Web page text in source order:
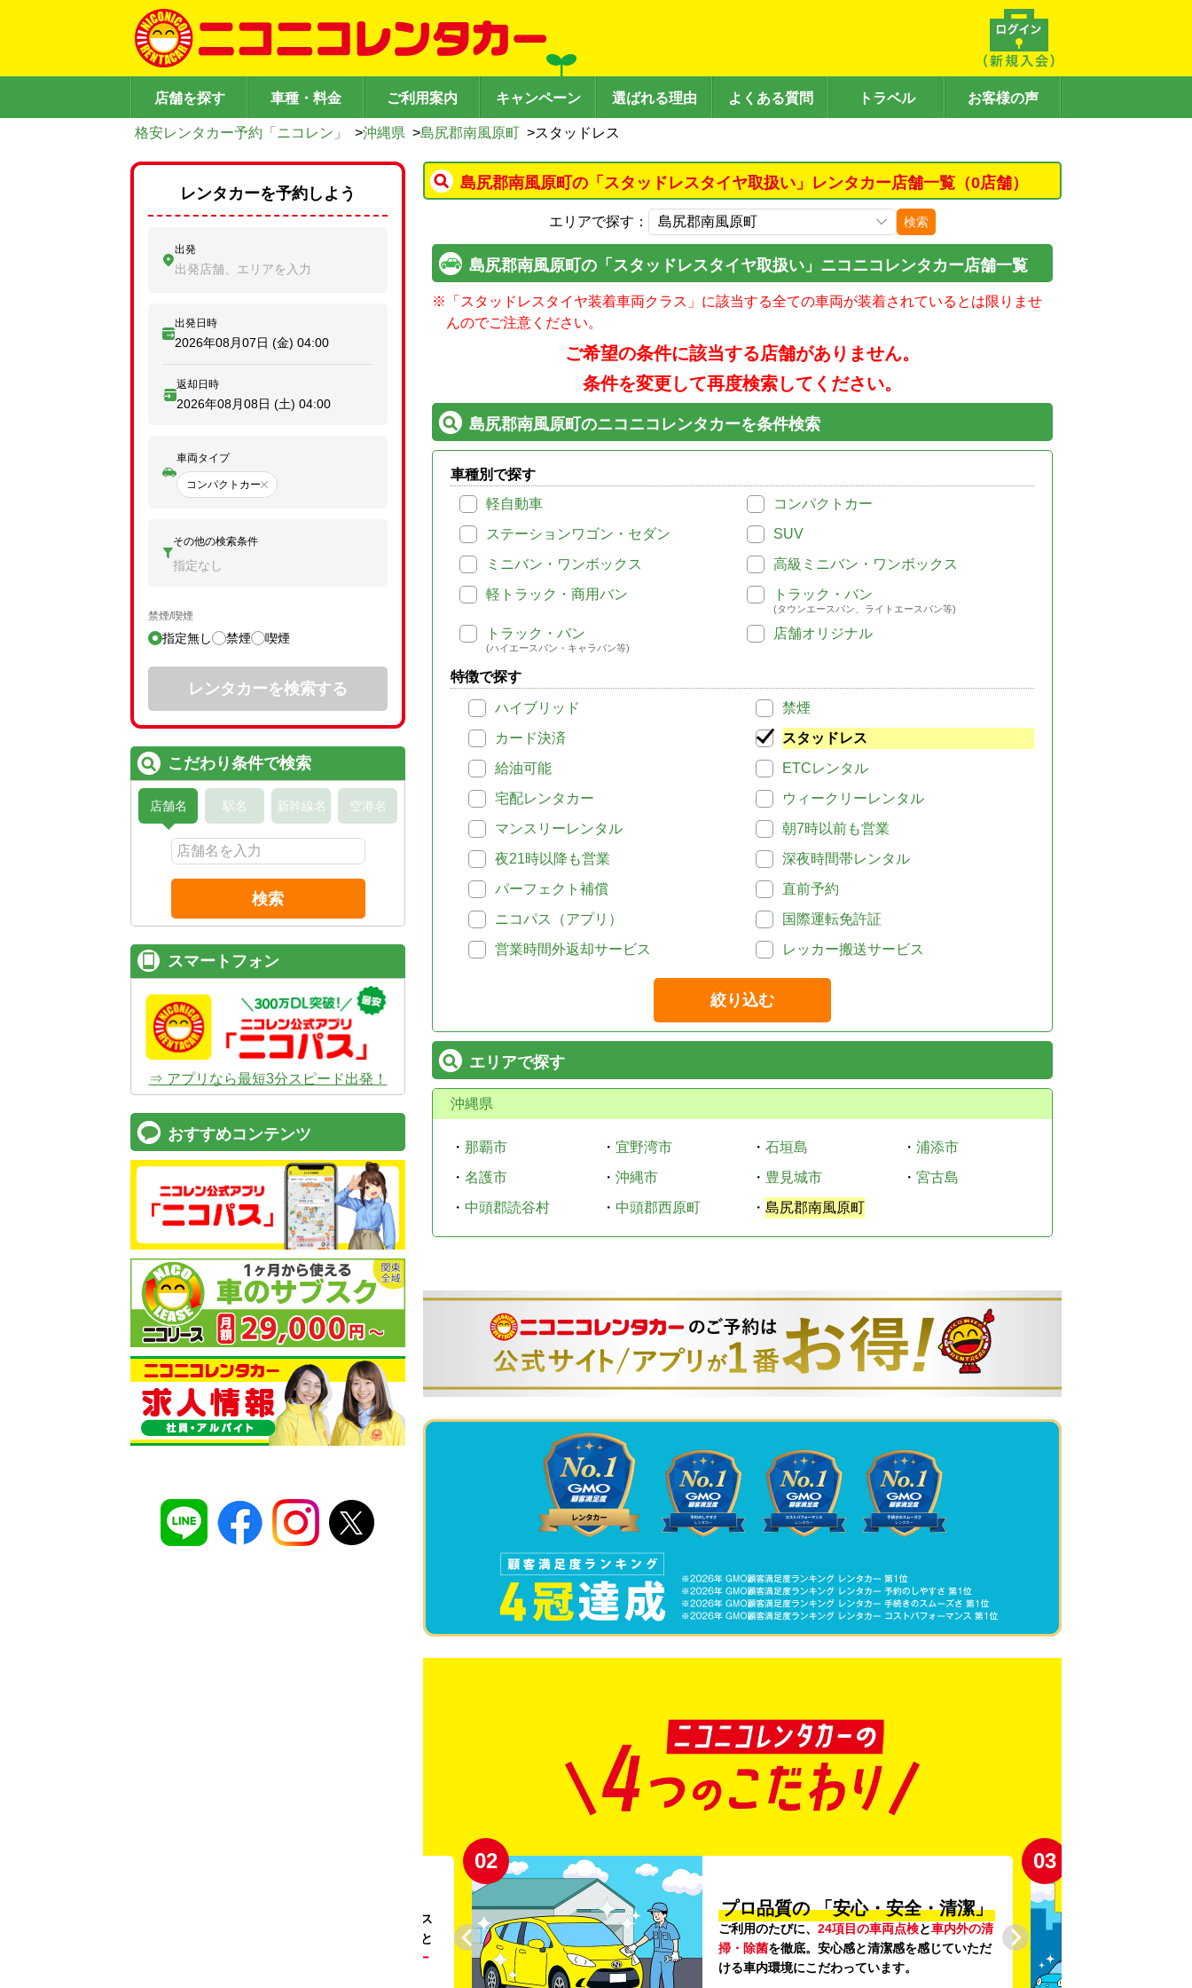
店舗を探す 車種・料金 ご利用案内 キャンペーン 選ばれる理由 よくある質問 トラベル お客様の声
格安レンタカー予約「ニコレン」 >沖縄県 >島尻郡南風原町 >スタッドレス
島尻郡南風原町の「スタッドレスタイヤ取扱い」レンタカー店舗一覧（0店舗）
エリアで探す： 検索
島尻郡南風原町の「スタッドレスタイヤ取扱い」ニコニコレンタカー店舗一覧
※
「スタッドレスタイヤ装着車両クラス」に該当する全ての車両が装着されているとは限りませ
んのでご注意ください。
ご希望の条件に該当する店舗がありません。
条件を変更して再度検索してください。
島尻郡南風原町のニコニコレンタカーを条件検索
車種別で探す
軽自動車
コンパクトカー
ステーションワゴン・セダン
SUV
ミニバン・ワンボックス
高級ミニバン・ワンボックス
軽トラック・商用バン
トラック・バン
(タウンエースバン、ライトエースバン等)
トラック・バン
(ハイエースバン・キャラバン等)
店舗オリジナル
特徴で探す
ハイブリッド
禁煙
カード決済
スタッドレス
給油可能
ETCレンタル
宅配レンタカー
ウィークリーレンタル
マンスリーレンタル
朝7時以前も営業
夜21時以降も営業
深夜時間帯レンタル
パーフェクト補償
直前予約
ニコパス（アプリ）
国際運転免許証
営業時間外返却サービス
レッカー搬送サービス
絞り込む
エリアで探す
沖縄県
・ 那覇市 ・ 宜野湾市 ・ 石垣島 ・ 浦添市
・ 名護市 ・ 沖縄市 ・ 豊見城市 ・ 宮古島
・ 中頭郡読谷村 ・ 中頭郡西原町 ・ 島尻郡南風原町
。ガソリンス
タンドや整備工場の既存インフラを活用すること
リー
02
プロ品質の 「安心・安全・清潔」
ご利用のたびに、 24項目の車両点検と車内外の清
掃・除菌を徹底。安心感と清潔感を感じていただ
ける車内環境にこだわっています。
03
レンタカーを予約しよう
出発
出発店舗、エリアを入力
出発日時
2026年08月07日 (金) 04:00
返却日時
2026年08月08日 (土) 04:00
車両タイプ
コンパクトカー
その他の検索条件
指定なし
禁煙/喫煙
指定無し 禁煙 喫煙
レンタカーを検索する
こだわり条件で検索
店舗名 駅名 新幹線名 空港名
検索
スマートフォン
⇒ アプリなら最短3分スピード出発！
おすすめコンテンツ